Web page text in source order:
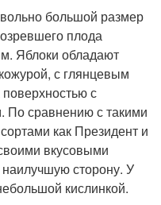
большой размер
плода
Яблоки обладают
с глянцевым
с
По сравнению с такими
как Президент и
вкусовыми
сторону. У
кислинкой.